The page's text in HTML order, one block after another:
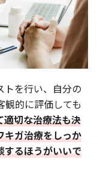
トを行い、自分の
観的に評価しても
適切な治療法も決
キガ治療をしっか
するほうがいいで